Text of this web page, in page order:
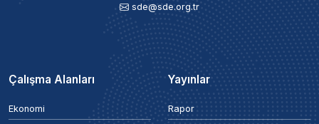
sde@sde.org.tr
Çalışma Alanları
Ekonomi
Yayınlar
Rapor